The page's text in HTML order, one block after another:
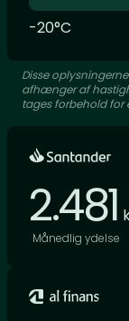
-20°C
Disse
afhænger af
tages forbehold for
2.481
Månedlig ydelse